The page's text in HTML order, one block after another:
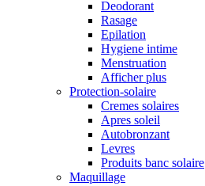
Deodorant
Rasage
Epilation
Hygiene intime
Menstruation
Afficher plus
Protection-solaire
Cremes solaires
Apres soleil
Autobronzant
Levres
Produits banc solaire
Maquillage